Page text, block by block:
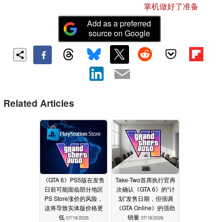
掌机做好了准备
Add as a preferred
source on Google
Related Articles
《GTA 6》PS5版在发售
日前可能面临部分地区
PS Store涨价的风险，
这将导致实体版价格更
低 07/19/2026
Take-Two首席执行官再
次确认《GTA 6》的“计
划”发售日期，但强调
《GTA Online》的强劲
销量 07/18/2026